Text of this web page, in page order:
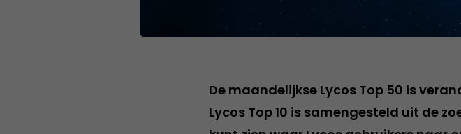
De maandelijkse Lycos Top 50 is
Lycos Top 10 is samengesteld uit de